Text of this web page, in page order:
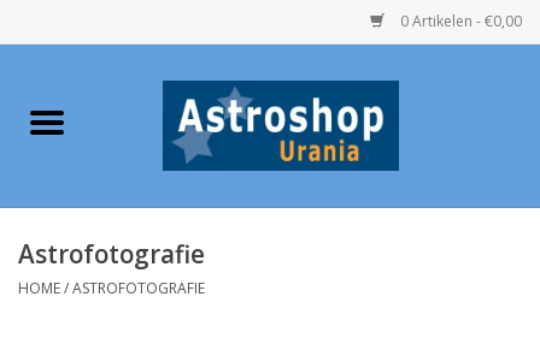
0 Artikelen - €0,00
Home
Telescopen
Astrofotografie
HOME/ASTROFOTOGRAFIE